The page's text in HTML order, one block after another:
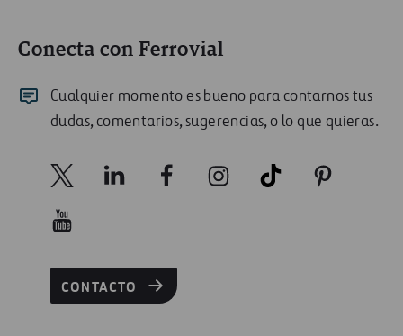
Conecta con Ferrovial
Cualquier momento es bueno para contarnos tus
dudas, comentarios, sugerencias, o lo que quieras.
CONTACTO